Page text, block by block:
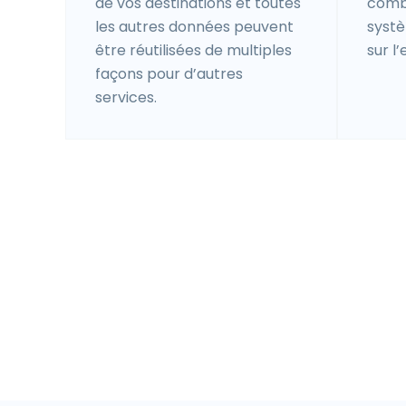
les autres données peuvent
être réutilisées de multiples
façons pour d’autres
services.
sur